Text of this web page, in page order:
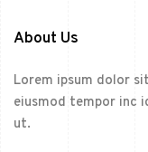
About Us
Lorem ipsum dolor
eiusmod tempor inc
ut.